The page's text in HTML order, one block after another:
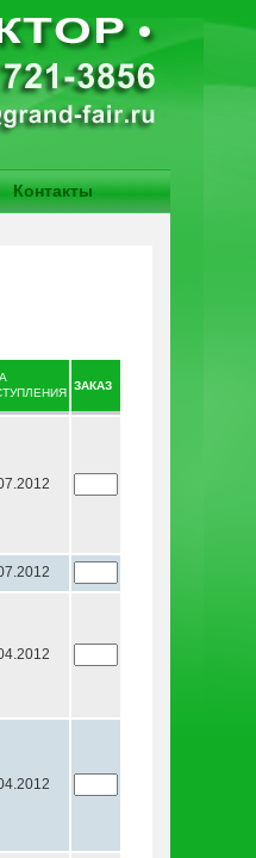
Контакты
ЗАКАЗ